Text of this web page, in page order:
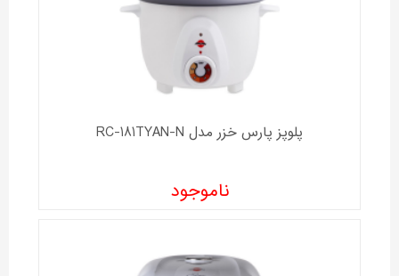
پلوپز پارس خزر مدل RC-181TYAN-N
ناموجود